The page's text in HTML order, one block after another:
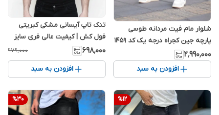
شلوار مام فیت مردانه طوسی
پارچه جین کجراه درجه یک کد 1459
۲٬۹۹۰٬۰۰۰
افزودن به سبد
تنک تاپ آیسانی مشکی کبریتی
فول کش | کیفیت عالی فری سایز
۶۹۸٬۰۰۰ ۹۷۹٬۰۰۰
افزودن به سبد
%12
%30